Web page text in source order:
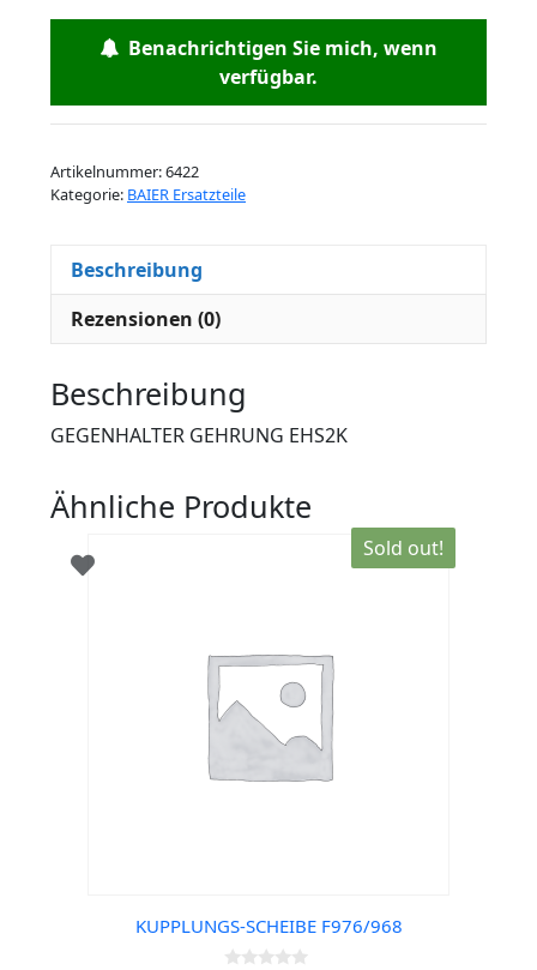
Benachrichtigen Sie mich, wenn
verfügbar.
Artikelnummer:6422
Kategorie: BAIER Ersatzteile
Beschreibung
Rezensionen (0)
Beschreibung
GEGENHALTER GEHRUNG EHS2K
Ähnliche Produkte
Sold out!
KUPPLUNGS-SCHEIBE F976/968